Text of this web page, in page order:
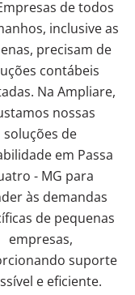
de todos
inclusive as
precisam de
contábeis
Na Ampliare,
nossas
soluções de
em Passa
- MG para
às demandas
de pequenas
empresas,
suporte
e eficiente.